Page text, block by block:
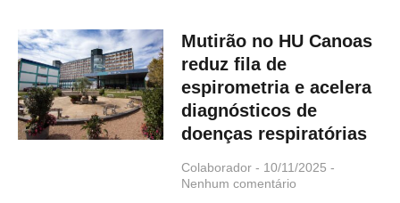
Mutirão no HU Canoas
reduz fila de
espirometria e acelera
diagnósticos de
doenças respiratórias
Colaborador
10/11/2025
Nenhum comentário